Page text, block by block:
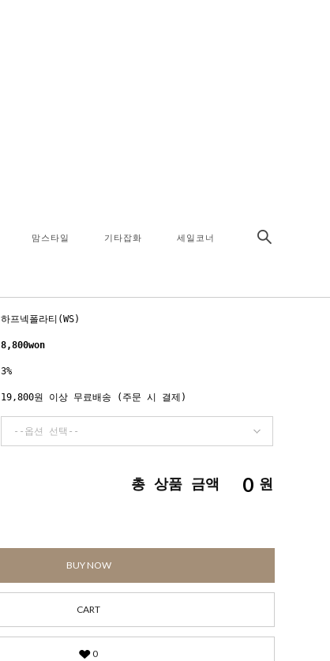
맘스타일 기타잡화 세일코너
하프넥폴라티(WS)
8,800won
3%
19,800원 이상 무료배송 (주문 시 결제)
총 상품 금액 0 원
BUY NOW
CART
0